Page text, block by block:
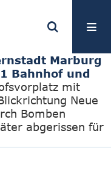
Marburg
Bahnhof und
mit
Neue
Bomben
abgerissen für